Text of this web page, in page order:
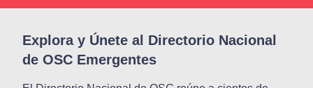
Explora y Únete al Directorio Nacional
de OSC Emergentes